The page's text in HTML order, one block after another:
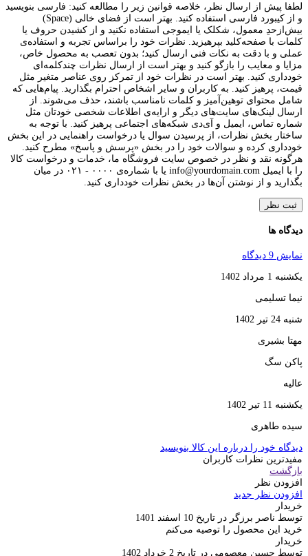
لطفا پیش از ارسال نظر، خلاصه قوانین زیر را مطالعه کنید: فارسی بنویسید
و از کیبورد فارسی استفاده کنید. بهتر است از فضای خالی (Space)
بیش‌از‌حدِ معمول، شکلک یا ایموجی استفاده نکنید و از کشیدن حروف یا
کلمات با صفحه‌کلید بپرهیزید. نظرات خود را براساس تجربه و استفاده‌ی
عملی و با دقت به نکات فنی ارسال کنید؛ بدون تعصب به محصول خاص،
مزایا و معایب را بازگو کنید و بهتر است از ارسال نظرات چندکلمه‌‌ای
خودداری کنید. بهتر است در نظرات خود از تمرکز روی عناصر متغیر مثل
قیمت، پرهیز کنید. به کاربران و سایر اشخاص احترام بگذارید. پیام‌هایی که
شامل محتوای توهین‌آمیز و کلمات نامناسب باشند، حذف می‌شوند. از
ارسال لینک‌های سایت‌های دیگر و ارایه‌ی اطلاعات شخصی خودتان مثل
شماره تماس، ایمیل و آی‌دی شبکه‌های اجتماعی پرهیز کنید. با توجه به
ساختار بخش نظرات، از پرسیدن سوال یا درخواست راهنمایی در این بخش
خودداری کرده و سوالات خود را در بخش «پرسش و پاسخ» مطرح کنید.
هرگونه نقد و نظر در خصوص سایت فروشگاه ما، خدمات و درخواست کالا
را با ایمیل info@yourdomain.com یا با شماره‌ی ۰۰۰۰ - ۰۲۱ در میان
بگذارید و از نوشتن آن‌ها در بخش نظرات خودداری کنید.
ثبت نظر
دیدگاه ها
نمایش 9 دیدگاه
یکشنبه 1 مرداد 1402
نیما تسلیمی
شنبه 24 تیر 1402
مهتا بشیری
پاکن سگ
عالیه
یکشنبه 11 تیر 1402
سیده طاهری
دیدگاه خود را درباره این کالا بنویسید
مفیدترین نظرات کاربران
بازگشت
افزودن نظر
افزودن نظر جدید
خریدار
توسط ناصر برزگر در تاریخ 10 اسفند 1401
خرید این محصول را توصیه می‌کنم
خریدار
توسط حسین معصومی در تاریخ 2 خرداد 1402